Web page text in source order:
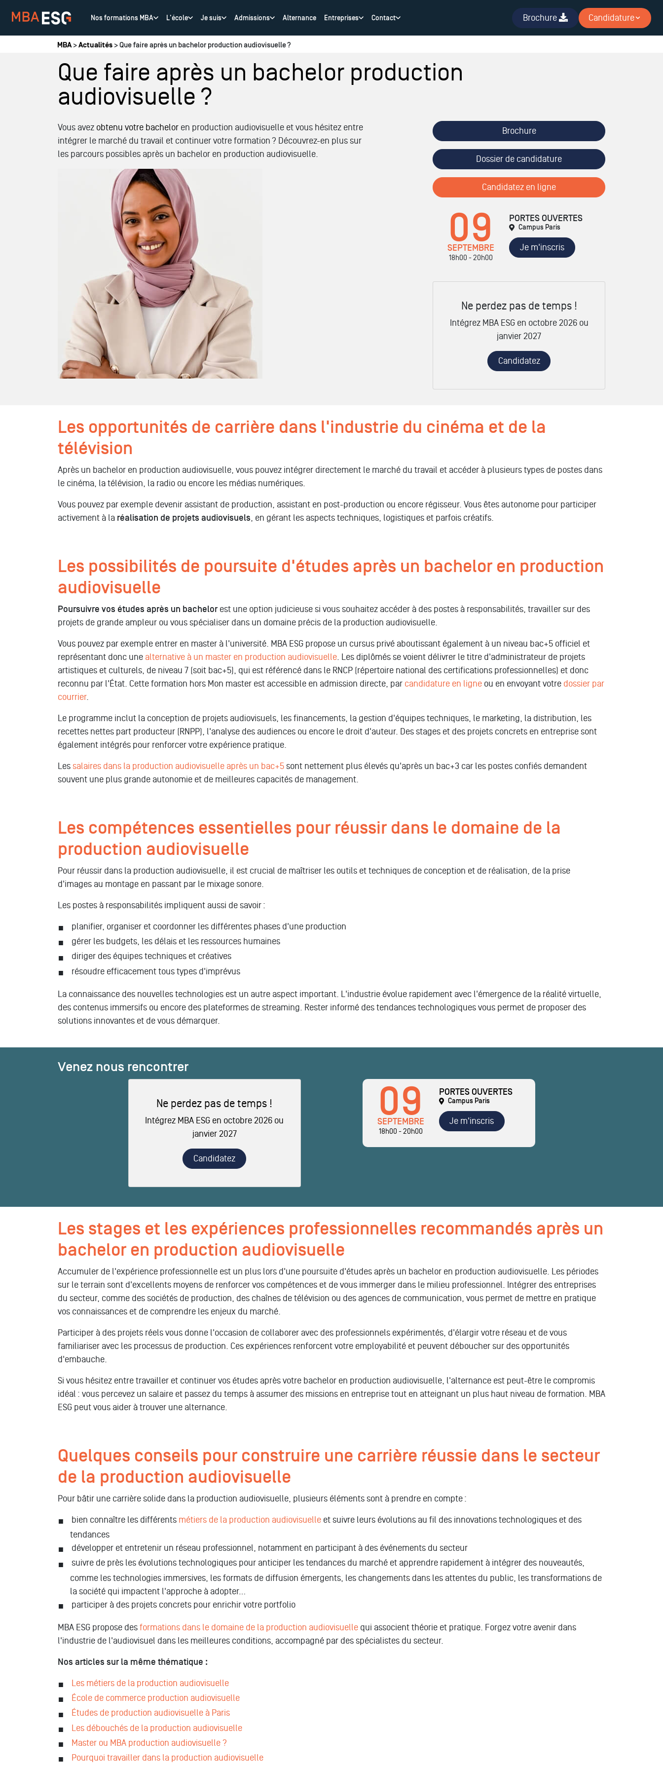
Vous êtes ici
MBA>Actualités > Que faire après un bachelor production audiovisuelle ?
Que faire après un bachelor production
audiovisuelle ?
Vous avez obtenu votre bachelor en production audiovisuelle et vous hésitez entre
intégrer le marché du travail et continuer votre formation ? Découvrez-en plus sur
les parcours possibles après un bachelor en production audiovisuelle.
Brochure
Dossier de candidature
Candidatez en ligne
09
SEPTEMBRE
18h00 - 20h00
PORTES OUVERTES
Campus Paris
Je m'inscris
Ne perdez pas de temps !
Intégrez MBA ESG en octobre 2026 ou
janvier 2027
Candidatez
Les opportunités de carrière dans l'industrie du cinéma et de la
télévision
Après un bachelor en production audiovisuelle, vous pouvez intégrer directement le marché du travail et accéder à plusieurs types de postes dans
le cinéma, la télévision, la radio ou encore les médias numériques.
Vous pouvez par exemple devenir assistant de production, assistant en post-production ou encore régisseur. Vous êtes autonome pour participer
activement à la réalisation de projets audiovisuels, en gérant les aspects techniques, logistiques et parfois créatifs.
Les possibilités de poursuite d'études après un bachelor en production
audiovisuelle
Poursuivre vos études après un bachelor est une option judicieuse si vous souhaitez accéder à des postes à responsabilités, travailler sur des
projets de grande ampleur ou vous spécialiser dans un domaine précis de la production audiovisuelle.
Vous pouvez par exemple entrer en master à l'université. MBA ESG propose un cursus privé aboutissant également à un niveau bac+5 officiel et
représentant donc une alternative à un master en production audiovisuelle. Les diplômés se voient délivrer le titre d'administrateur de projets
artistiques et culturels, de niveau 7 (soit bac+5), qui est référencé dans le RNCP (répertoire national des certifications professionnelles) et donc
reconnu par l'État. Cette formation hors Mon master est accessible en admission directe, par candidature en ligne ou en envoyant votre dossier par
courrier.
Le programme inclut la conception de projets audiovisuels, les financements, la gestion d'équipes techniques, le marketing, la distribution, les
recettes nettes part producteur (RNPP), l'analyse des audiences ou encore le droit d'auteur. Des stages et des projets concrets en entreprise sont
également intégrés pour renforcer votre expérience pratique.
Les salaires dans la production audiovisuelle après un bac+5 sont nettement plus élevés qu'après un bac+3 car les postes confiés demandent
souvent une plus grande autonomie et de meilleures capacités de management.
Les compétences essentielles pour réussir dans le domaine de la
production audiovisuelle
Pour réussir dans la production audiovisuelle, il est crucial de maîtriser les outils et techniques de conception et de réalisation, de la prise
d'images au montage en passant par le mixage sonore.
Les postes à responsabilités impliquent aussi de savoir :
planifier, organiser et coordonner les différentes phases d'une production
gérer les budgets, les délais et les ressources humaines
diriger des équipes techniques et créatives
résoudre efficacement tous types d'imprévus
La connaissance des nouvelles technologies est un autre aspect important. L'industrie évolue rapidement avec l'émergence de la réalité virtuelle,
des contenus immersifs ou encore des plateformes de streaming. Rester informé des tendances technologiques vous permet de proposer des
solutions innovantes et de vous démarquer.
Venez nous rencontrer
Ne perdez pas de temps !
Intégrez MBA ESG en octobre 2026 ou
janvier 2027
Candidatez
09
SEPTEMBRE
18h00 - 20h00
PORTES OUVERTES
Campus Paris
Je m'inscris
Les stages et les expériences professionnelles recommandés après un
bachelor en production audiovisuelle
Accumuler de l'expérience professionnelle est un plus lors d'une poursuite d'études après un bachelor en production audiovisuelle. Les périodes
sur le terrain sont d'excellents moyens de renforcer vos compétences et de vous immerger dans le milieu professionnel. Intégrer des entreprises
du secteur, comme des sociétés de production, des chaînes de télévision ou des agences de communication, vous permet de mettre en pratique
vos connaissances et de comprendre les enjeux du marché.
Participer à des projets réels vous donne l'occasion de collaborer avec des professionnels expérimentés, d'élargir votre réseau et de vous
familiariser avec les processus de production. Ces expériences renforcent votre employabilité et peuvent déboucher sur des opportunités
d'embauche.
Si vous hésitez entre travailler et continuer vos études après votre bachelor en production audiovisuelle, l'alternance est peut-être le compromis
idéal : vous percevez un salaire et passez du temps à assumer des missions en entreprise tout en atteignant un plus haut niveau de formation. MBA
ESG peut vous aider à trouver une alternance.
Quelques conseils pour construire une carrière réussie dans le secteur
de la production audiovisuelle
Pour bâtir une carrière solide dans la production audiovisuelle, plusieurs éléments sont à prendre en compte :
bien connaître les différents métiers de la production audiovisuelle et suivre leurs évolutions au fil des innovations technologiques et des
tendances
développer et entretenir un réseau professionnel, notamment en participant à des événements du secteur
suivre de près les évolutions technologiques pour anticiper les tendances du marché et apprendre rapidement à intégrer des nouveautés,
comme les technologies immersives, les formats de diffusion émergents, les changements dans les attentes du public, les transformations de
la société qui impactent l'approche à adopter…
participer à des projets concrets pour enrichir votre portfolio
MBA ESG propose des formations dans le domaine de la production audiovisuelle qui associent théorie et pratique. Forgez votre avenir dans
l'industrie de l'audiovisuel dans les meilleures conditions, accompagné par des spécialistes du secteur.
Nos articles sur la même thématique :
Les métiers de la production audiovisuelle
École de commerce production audiovisuelle
Études de production audiovisuelle à Paris
Les débouchés de la production audiovisuelle
Master ou MBA production audiovisuelle ?
Pourquoi travailler dans la production audiovisuelle
Nos formations MBA L'école Je suis Admissions Alternance Entreprises Contact Brochure Candidature